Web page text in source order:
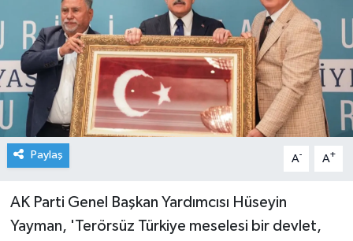
Paylaş A- A+
AK Parti Genel Başkan Yardımcısı Hüseyin
Yayman, 'Terörsüz Türkiye meselesi bir devlet,